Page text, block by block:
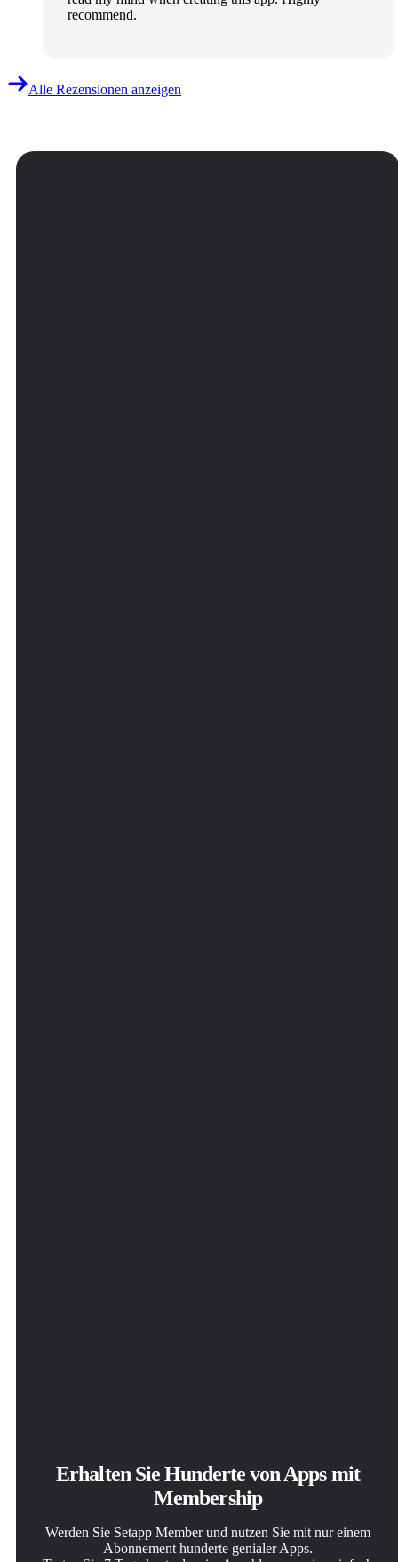
recommend.
Alle Rezensionen anzeigen
Erhalten Sie Hunderte von Apps mit
Membership
Werden Sie Setapp Member und nutzen Sie mit nur einem
Abonnement hunderte genialer Apps.